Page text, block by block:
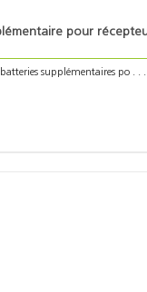
pour
supplémentaires po . . .